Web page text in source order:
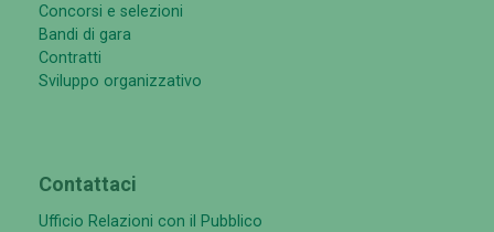
Concorsi e selezioni
Bandi di gara
Contratti
Sviluppo organizzativo
Contattaci
Ufficio Relazioni con il Pubblico